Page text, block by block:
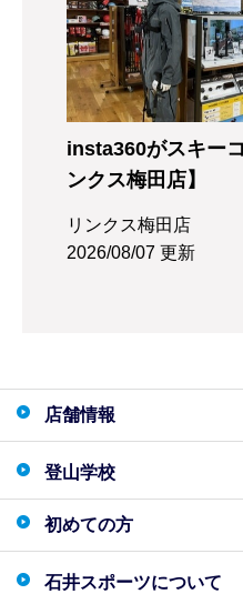
insta360がスキー
ンクス梅田店】
リンクス梅田店
2026/08/07 更新
店舗情報
登山学校
初めての方
石井スポーツについて